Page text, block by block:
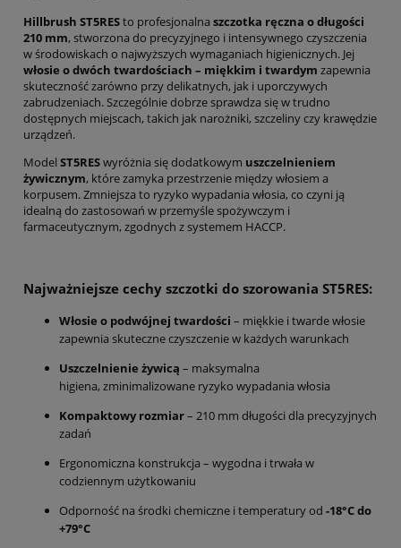
Hillbrush ST5RESto profesjonalna szczotka ręczna o długości
210 mm, stworzona do precyzyjnego i intensywnego czyszczenia
w środowiskach o najwyższych wymaganiach higienicznych. Jej
włosie o dwóch twardościach – miękkim i twardym zapewnia
skuteczność zarówno przy delikatnych, jak i uporczywych
zabrudzeniach. Szczególnie dobrze sprawdza się w trudno
dostępnych miejscach, takich jak narożniki, szczeliny czy krawędzie
urządzeń.
Model ST5RESwyróżnia się dodatkowym uszczelnieniem
żywicznym, które zamyka przestrzenie między włosiem a
korpusem. Zmniejsza to ryzyko wypadania włosia, co czyni ją
idealną do zastosowań w przemyśle spożywczym i
farmaceutycznym, zgodnych z systemem HACCP.
Najważniejsze cechy szczotki do szorowania ST5RES:
Włosie o podwójnej twardości – miękkie i twarde włosie
zapewnia skuteczne czyszczenie w każdych warunkach
Uszczelnienie żywicą – maksymalna
higiena, zminimalizowane ryzyko wypadania włosia
Kompaktowy rozmiar– 210 mm długości dla precyzyjnych
zadań
Ergonomiczna konstrukcja – wygodna i trwała w
codziennym użytkowaniu
Odporność na środki chemiczne i temperatury od -18°C do
+79°C